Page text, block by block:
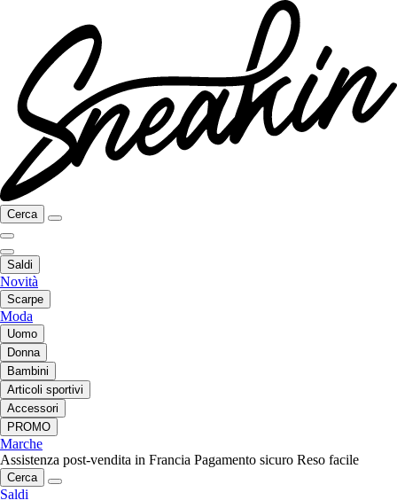
Cerca
Saldi
Novità
Scarpe
Moda
Uomo
Donna
Bambini
Articoli sportivi
Accessori
PROMO
Marche
Assistenza post-vendita in Francia Pagamento sicuro Reso facile
Cerca
Saldi